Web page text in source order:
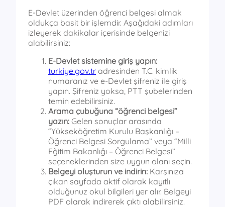
E-Devlet üzerinden öğrenci belgesi almak
oldukça basit bir işlemdir. Aşağıdaki adımları
izleyerek dakikalar içerisinde belgenizi
alabilirsiniz:
E-Devlet sistemine giriş yapın:
turkiye.gov.tr adresinden T.C. kimlik
numaranız ve e-Devlet şifreniz ile giriş
yapın. Şifreniz yoksa, PTT şubelerinden
temin edebilirsiniz.
Arama çubuğuna “öğrenci belgesi”
yazın: Gelen sonuçlar arasında
“Yükseköğretim Kurulu Başkanlığı –
Öğrenci Belgesi Sorgulama” veya “Milli
Eğitim Bakanlığı – Öğrenci Belgesi”
seçeneklerinden size uygun olanı seçin.
Belgeyi oluşturun ve indirin: Karşınıza
çıkan sayfada aktif olarak kayıtlı
olduğunuz okul bilgileri yer alır. Belgeyi
PDF olarak indirerek çıktı alabilirsiniz.